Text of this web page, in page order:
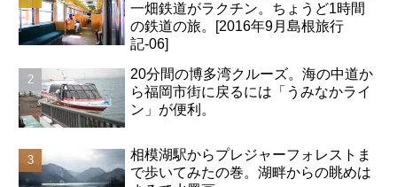
一畑鉄道がラクチン。ちょうど1時間
の鉄道の旅。[2016年9月島根旅行
記-06]
20分間の博多湾クルーズ。海の中道か
ら福岡市街に戻るには「うみなかライ
ン」が便利。
相模湖駅からプレジャーフォレストま
で歩いてみたの巻。湖畔からの眺めは